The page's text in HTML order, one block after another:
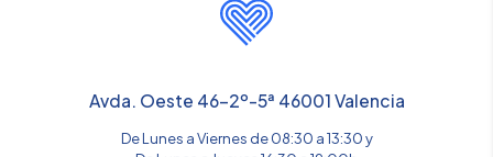
Avda. Oeste 46-2º-5ª 46001 Valencia
De Lunes a Viernes de 08:30 a 13:30 y